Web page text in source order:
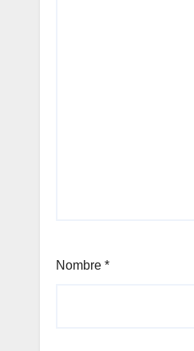
Nombre *